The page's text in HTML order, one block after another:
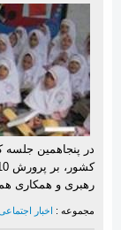
در پنجاهمین
رهبری و همکاری همه
مجموعه : اخبار